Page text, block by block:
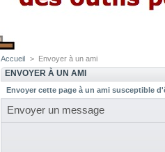
Accueil > Envoyer à un ami
ENVOYER À UN AMI
Envoyer cette page à un ami susceptible
Envoyer un message